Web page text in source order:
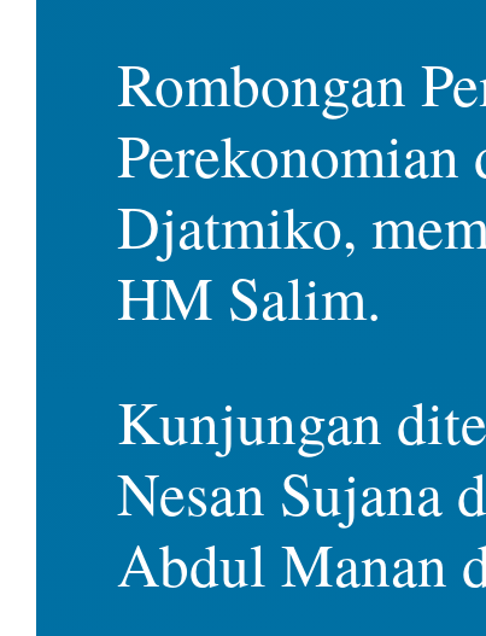
Rombongan
Djatmiko,
HM Salim.
Kunjungan
Nesan Sujana
Abdul Manan